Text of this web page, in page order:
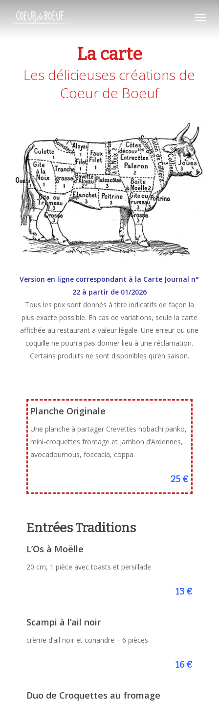
Menu
La carte
Les délicieuses créations de
Coeur de Boeuf
Version en ligne correspondant à la Carte Journal n°
22 à partir de 01/2026
Tous les prix sont donnés à titre indicatifs de façon la
plus exacte possible. En cas de variations, seule la carte
affichée au restaurant a valeur légale. Une erreur ou une
coquille ne pourra pas donner lieu à une réclamation.
Certains produits ne sont disponibles qu’en saison.
Planche Originale
Une planche à partager Crevettes nobachi panko,
mini-croquettes fromage et jambon d’Ardennes,
avocadoumous, foccacia, coppa.
25 €
Entrées Traditions
L’Os à Moëlle
20 cm, 1 pièce avec toasts et persillade
13 €
Scampi à l’ail noir
crème d’ail noir et coriandre – 6 pièces
16 €
Duo de Croquettes au fromage